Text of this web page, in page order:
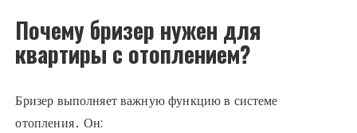
Почему бризер нужен для
квартиры с отоплением?
Бризер выполняет важную функцию в системе
отопления․ Он: